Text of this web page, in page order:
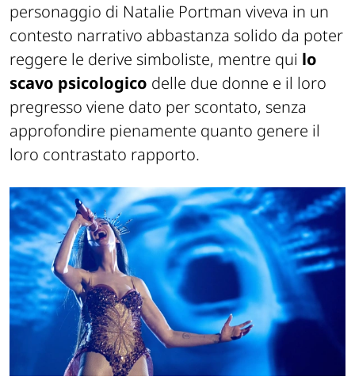
personaggio di Natalie Portman viveva in un
contesto narrativo abbastanza solido da poter
reggere le derive simboliste, mentre qui lo
scavo psicologico delle due donne e il loro
pregresso viene dato per scontato, senza
approfondire pienamente quanto genere il
loro contrastato rapporto.